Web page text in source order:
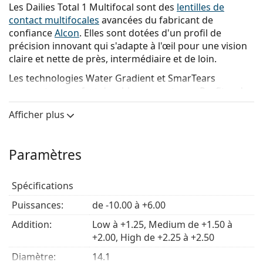
Les Dailies Total 1 Multifocal sont des lentilles de
contact multifocales avancées du fabricant de
confianceAlcon. Elles sont dotées d'un profil de
précision innovant qui s'adapte à l'œil pour une vision
claire et nette de près, intermédiaire et de loin.
Les technologies Water Gradient et SmarTears
assurent un confort durable aux porteurs. Profitez du
confort et de la commodité de ces lentilles journalières
de la gamme fiable
Principaux avantages
Humidité constante
Gradient permet à près de 100 % de l'eau de rester
à la surface de la lentille, formant un doux coussin
d'humidité.
Haute respirabilité- Leslentilles en silicone
hydrogelgarantissent un niveau élevé d'oxygène à
travers la lentille jusqu'à l'œil, ce qui permet aux
Afficher plus
Paramètres
Spécifications
Puissances:
de -10.00 à +6.00
Addition:
Low à +1.25, Medium de +1.50 à
+2.00, High de +2.25 à +2.50
Diamètre:
14.1